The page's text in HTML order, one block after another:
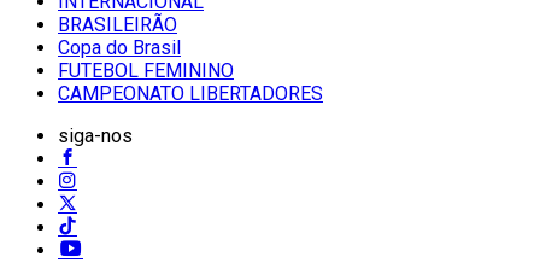
BRASILEIRÃO
Copa do Brasil
FUTEBOL FEMININO
CAMPEONATO LIBERTADORES
siga-nos